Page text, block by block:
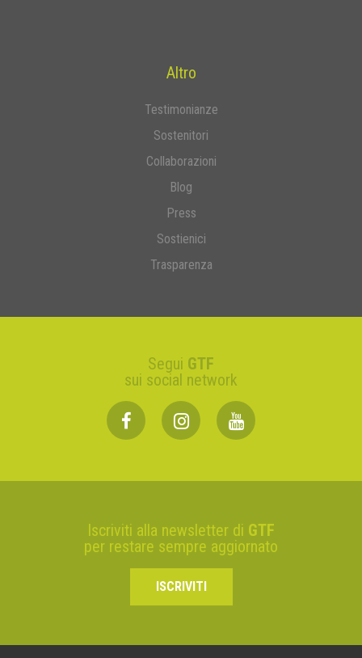
Altro
Testimonianze
Sostenitori
Collaborazioni
Blog
Press
Sostienici
Trasparenza
Segui GTF
sui social network
Iscriviti alla newsletter di GTF
per restare sempre aggiornato
ISCRIVITI